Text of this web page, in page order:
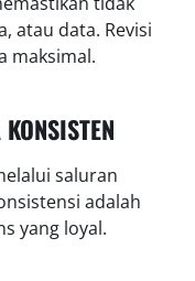
atau data. Revisi
maksimal.
saluran
adalah
yang loyal.